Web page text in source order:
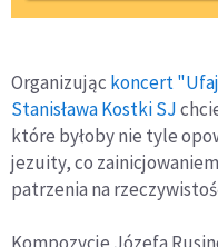
Organizując koncert
Stanisława Kostki SJ
które byłoby nie tyle
jezuity, co
patrzenia na